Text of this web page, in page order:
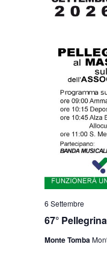
67°
6 Settembre
Monte Tomba